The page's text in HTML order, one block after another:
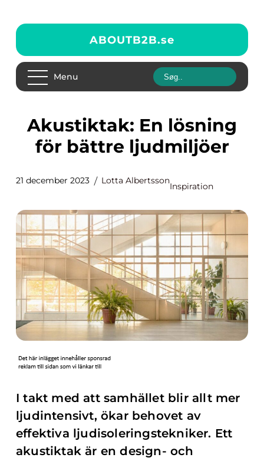
ABOUTB2B.se
Menu
Akustiktak: En lösning
för bättre ljudmiljöer
21 december 2023 Lotta Albertsson
Inspiration
I takt med att samhället blir allt mer
ljudintensivt, ökar behovet av
effektiva ljudisoleringstekniker. Ett
akustiktak är en design- och